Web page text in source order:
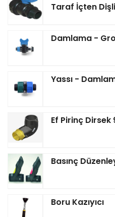
Taraf İçten
Damlama -
Yassı -
Ef Pirinç Dirsek
Basınç
Boru Kazıyıcı